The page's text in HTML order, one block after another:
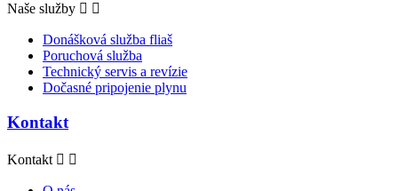
Naše služby  
Donášková služba fliaš
Poruchová služba
Technický servis a revízie
Dočasné pripojenie plynu
Kontakt
Kontakt  